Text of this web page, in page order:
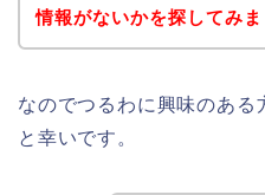
情報がないかを探してみま
なのでつるわに興味のある
と幸いです。